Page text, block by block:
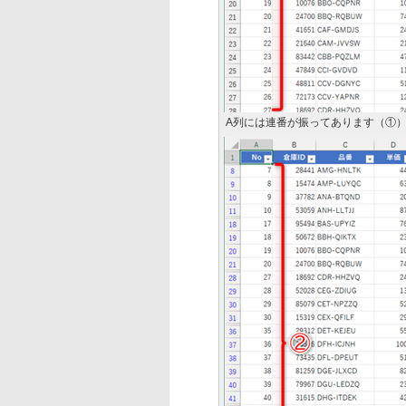
A列には連番が振ってあります（①）